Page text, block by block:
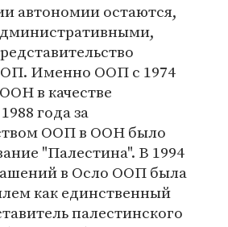
автономии остаются,
Именно ООП с 1974
в качестве
года за
ООП в ООН было
"Палестина". В 1994
в Осло ООП была
как единственный
палестинского